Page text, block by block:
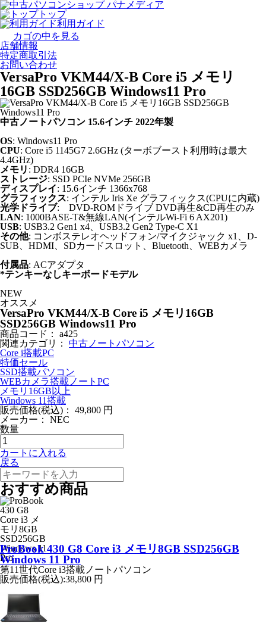
トップ
利用ガイド
カゴの中を見る
店舗情報
特定商取引法
お問い合わせ
VersaPro VKM44/X-B Core i5 メモリ
16GB SSD256GB Windows11 Pro
中古ノートパソコン 15.6インチ 2022年製
OS: Windows11 Pro
CPU: Core i5 1145G7 2.6GHz (ターボブースト利用時は最大
4.4GHz)
メモリ : DDR4 16GB
ストレージ: SSD PCIe NVMe 256GB
ディスプレイ: 15.6インチ 1366x768
グラフィックス: インテル Iris Xe グラフィックス(CPUに内蔵)
光学ドライブ: DVD-ROMドライブ DVD再生&CD再生のみ
LAN: 1000BASE-T&無線LAN(インテルWi-Fi 6 AX201)
USB: USB3.2 Gen1 x4、USB3.2 Gen2 Type-C X1
その他: コンボステレオヘッドフォン/マイクジャック x1、D-
SUB、HDMI、SDカードスロット、Bluetooth、WEBカメラ
付属品: ACアダプタ
*テンキーなしキーボードモデル
NEW
オススメ
VersaPro VKM44/X-B Core i5 メモリ16GB
SSD256GB Windows11 Pro
商品コード：
a425
関連カテゴリ：
中古ノートパソコン
Core i搭載PC
特価セール
SSD搭載パソコン
WEBカメラ搭載ノートPC
メモリ16GB以上
Windows 11搭載
販売価格(税込)：
49,800 円
メーカー：
NEC
数量
カートに入れる
戻る
おすすめ商品
ProBook 430 G8 Core i3 メモリ8GB SSD256GB
Windows 11 Pro
第11世代Core i3搭載ノートパソコン
販売価格(税込):38,800 円